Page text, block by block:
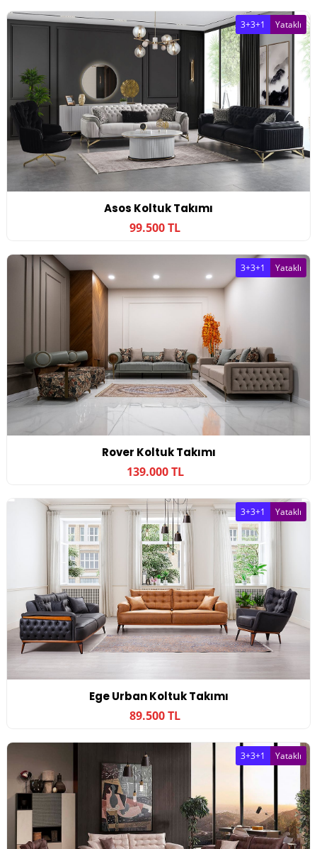
Asos Koltuk Takımı
99.500 TL
3+3+1 Yataklı
Rover Koltuk Takımı
139.000 TL
3+3+1 Yataklı
Ege Urban Koltuk Takımı
89.500 TL
3+3+1 Yataklı
3+3+1 Yataklı